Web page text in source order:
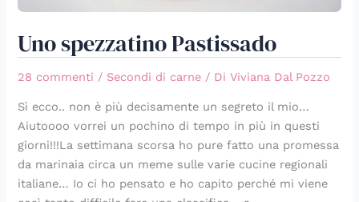
Uno spezzatino Pastissado
28 commenti / Secondi di carne / DiViviana Dal Pozzo
Sì ecco.. non è più decisamente un segreto il mio…
Aiutoooo vorrei un pochino di tempo in più in questi
giorni!!!La settimana scorsa ho pure fatto una promessa
da marinaia circa un meme sulle varie cucine regionali
italiane… Io ci ho pensato e ho capito perché mi viene